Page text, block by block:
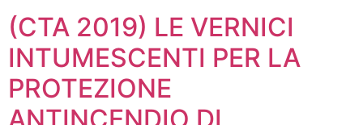
(CTA 2019) LE VERNICI
INTUMESCENTI PER LA
PROTEZIONE